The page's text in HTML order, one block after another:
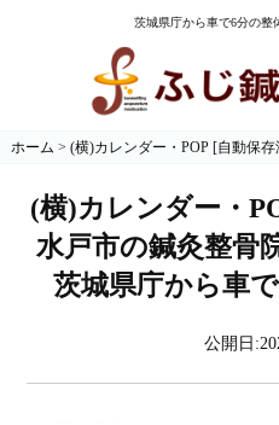
茨城県庁から車で6分の整
ホーム > (横)カレンダー・POP [自動保存
(横)カレンダー・
水戸市の鍼灸整骨
茨城県庁から車
公開日